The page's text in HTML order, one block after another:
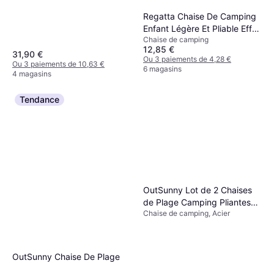
31,90 €
Ou 3 paiements de 10,63 €
4 magasins
Regatta Chaise De Camping
Enfant Légère Et Pliable Effet
Lapin Bleu
Chaise de camping
12,85 €
Ou 3 paiements de 4,28 €
6 magasins
Tendance
OutSunny Chaise De Plage
OutSunny Lot de 2 Chaises
de Plage Camping Pliantes
54 x 59 x 78 cm
Chaise de camping, Acier